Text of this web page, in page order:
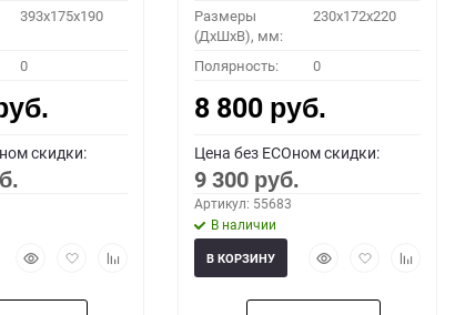
393x175x190
0
скидки:
БыстрыйДобавить
избранное
Добавить
Размеры
(ДхШхВ), мм:
230x172x220
Полярность: 0
8 800 руб.
Цена без ECOном скидки:
9 300 руб.
Артикул: 55683
В наличии
БыстрыйДобавить
избранное
Добавить
В КОРЗИНУ